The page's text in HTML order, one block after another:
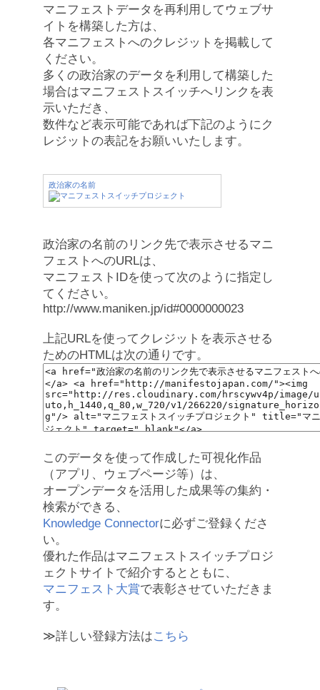
マニフェストデータを再利用してウェブサ
イトを構築した方は、
各マニフェストへのクレジットを掲載して
ください。
多くの政治家のデータを利用して構築した
場合はマニフェストスイッチへリンクを表
示いただき、
数件など表示可能であれば下記のようにク
レジットの表記をお願いいたします。
政治家の名前
政治家の名前のリンク先で表示させるマニ
フェストへのURLは、
マニフェストIDを使って次のように指定し
てください。
http://www.maniken.jp/id#0000000023
上記URLを使ってクレジットを表示させる
ためのHTMLは次の通りです。
このデータを使って作成した可視化作品
（アプリ、ウェブページ等）は、
オープンデータを活用した成果等の集約・
検索ができる、
Knowledge Connectorに必ずご登録くださ
い。
優れた作品はマニフェストスイッチプロジ
ェクトサイトで紹介するとともに、
マニフェスト大賞で表彰させていただきま
す。
≫詳しい登録方法はこちら